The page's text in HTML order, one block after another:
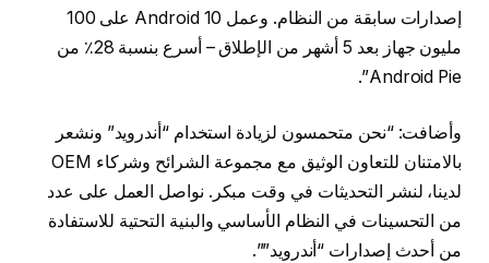
إصدارات سابقة من النظام. وعمل Android 10 على 100
مليون جهاز بعد 5 أشهر من الإطلاق – أسرع بنسبة 28٪ من
Android Pie”.
وأضافت: “نحن متحمسون لزيادة استخدام “أندرويد” ونشعر
بالامتنان للتعاون الوثيق مع مجموعة الشرائح وشركاء OEM
لدينا، لنشر التحديثات في وقت مبكر. نواصل العمل على عدد
من التحسينات في النظام الأساسي والبنية التحتية للاستفادة
من أحدث إصدارات “أندرويد””.